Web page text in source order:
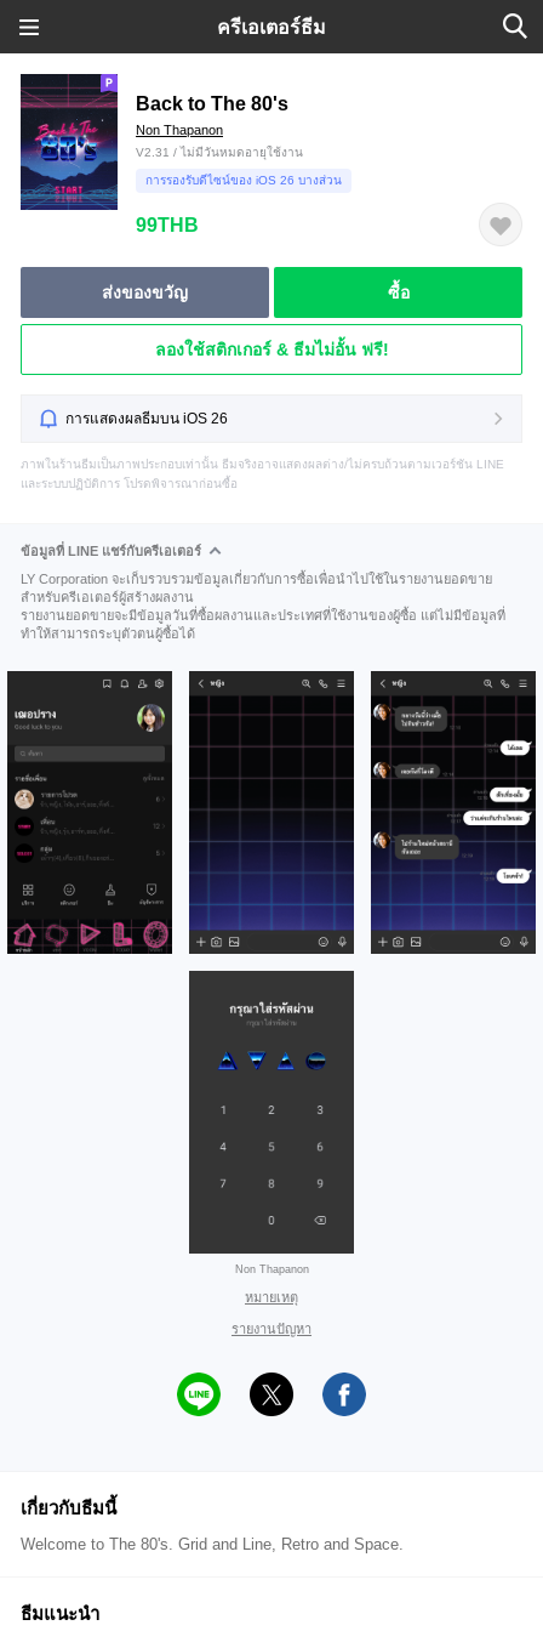
ครีเอเตอร์ธีม
Back to The 80's
Non Thapanon
V2.31 / ไม่มีวันหมดอายุใช้งาน
การรองรับดีไซน์ของ iOS 26 บางส่วน
99THB
ส่งของขวัญ ซื้อ
ลองใช้สติกเกอร์ & ธีมไม่อั้น ฟรี!
การแสดงผลธีมบน iOS 26
ภาพในร้านธีมเป็นภาพประกอบเท่านั้น ธีมจริงอาจแสดงผลต่าง/ไม่ครบถ้วนตามเวอร์ชัน LINE
และระบบปฏิบัติการ โปรดพิจารณาก่อนซื้อ
ข้อมูลที่ LINE แชร์กับครีเอเตอร์
LY Corporation จะเก็บรวบรวมข้อมูลเกี่ยวกับการซื้อเพื่อนำไปใช้ในรายงานยอดขาย
สำหรับครีเอเตอร์ผู้สร้างผลงาน
รายงานยอดขายจะมีข้อมูลวันที่ซื้อผลงานและประเทศที่ใช้งานของผู้ซื้อ แต่ไม่มีข้อมูลที่
ทำให้สามารถระบุตัวตนผู้ซื้อได้
Non Thapanon
หมายเหตุ
รายงานปัญหา
เกี่ยวกับธีมนี้
Welcome to The 80's. Grid and Line, Retro and Space.
ธีมแนะนำ